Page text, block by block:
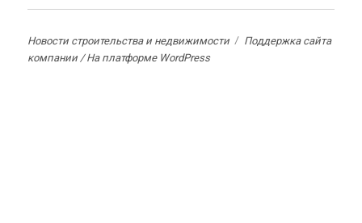
Новости строительства и недвижимости
Поддержка сайта
компании /На платформе WordPress